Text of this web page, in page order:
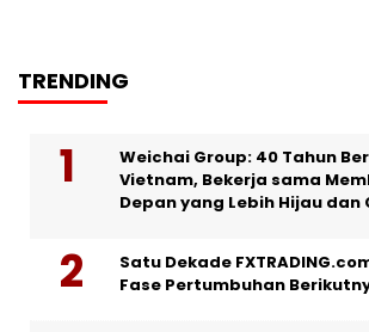
TRENDING
Weichai Group: 40 Tahun
Vietnam, Bekerja sama
Depan yang Lebih Hijau dan
Satu Dekade
Fase Pertumbuhan